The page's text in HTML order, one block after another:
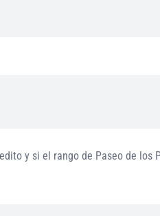
y si el rango de Paseo de los